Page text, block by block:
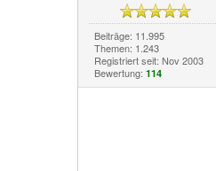
Beiträge: 11.995
Themen: 1.243
Registriert seit: Nov 2003
Bewertung: 114